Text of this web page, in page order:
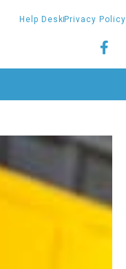
Help Desk Privacy Policy